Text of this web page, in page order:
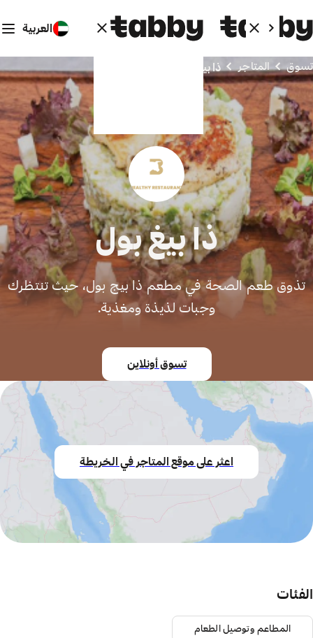
العربية
تسوق المتاجر ذا بيغ بول
ذا بيغ بول
تذوق طعم الصحة في مطعم ذا بيج بول، حيث تنتظرك
وجبات لذيذة ومغذية.
تسوق أونلاين
اعثر على موقع المتاجر في الخريطة
الفئات
المطاعم وتوصيل الطعام